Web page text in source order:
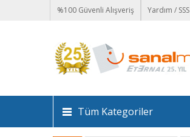
%100 Güvenli Alışveriş Yardım / SSS
Tüm Kategoriler